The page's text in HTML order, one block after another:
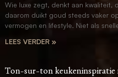
Wie luxe zegt, denkt aan kwaliteit,
daarom duikt goud steeds vaker
vermogen en lifestyle. Niet als
LEES VERDER »
Ton-sur-ton keukeninspiratie